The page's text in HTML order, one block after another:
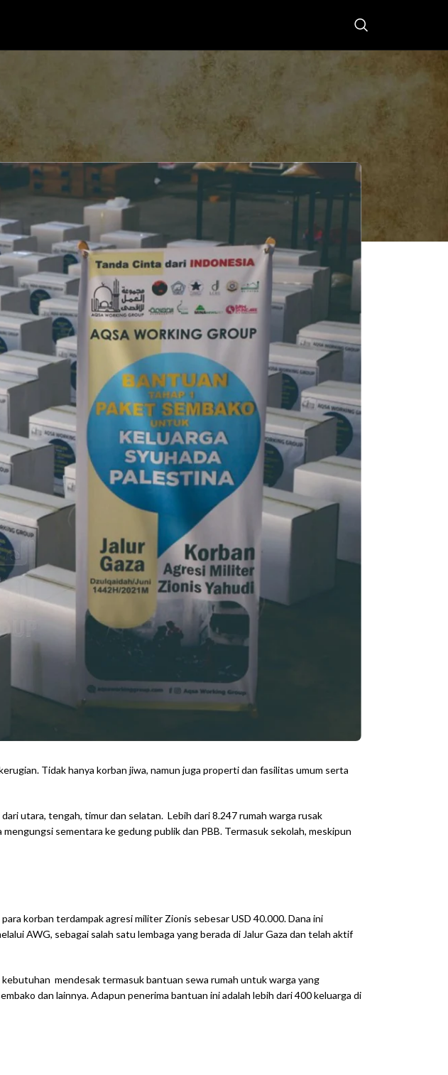
Agresi Zionis di Gaza
Tidak hanya korban jiwa, namun juga properti dan fasilitas umum serta
utara, tengah, timur dan selatan. Lebih dari 8.247 rumah warga rusak
sementara ke gedung publik dan PBB. Termasuk sekolah, meskipun
korban terdampak agresi militer Zionis sebesar USD 40.000. Dana ini
AWG, sebagai salah satu lembaga yang berada di Jalur Gaza dan telah aktif
mendesak termasuk bantuan sewa rumah untuk warga yang
dan lainnya. Adapun penerima bantuan ini adalah lebih dari 400 keluarga di